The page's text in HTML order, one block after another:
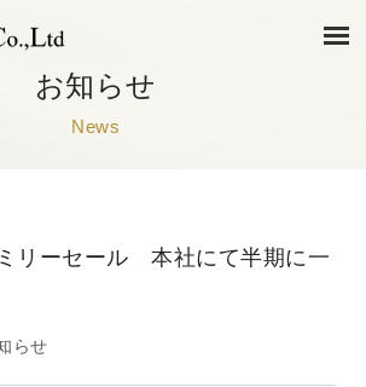
お知らせ
News
リーセール 本社にて半期に一
らせ